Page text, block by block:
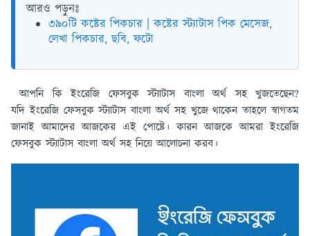
আরও পড়ুনঃ
৩৯০টি কষ্টের পিকচার | কষ্টের স্ট্যাটাস পিক মেসেজ,
লেখা পিকচার, ছবি, ফটো
আপনি কি ইংরেজি ফেসবুক স্ট্যাটাস বাংলা অর্থ সহ খুজতেছেন?
যদি ইংরেজি ফেসবুক স্ট্যাটাস বাংলা অর্থ সহ খুজে থাকেন তাহলে স্বাগতম
জানাই আমাদের আজকের এই পোষ্টে। কারন আজকে আমরা ইংরেজি
ফেসবুক স্ট্যাটাস বাংলা অর্থ সহ নিয়ে আলোচনা করব।